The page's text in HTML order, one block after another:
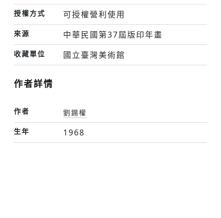
授權方式 可授權營利使用
來源 中華民國第37屆版印年畫
收藏單位 國立臺灣美術館
作者詳情
作者
劉錫權
生年
1968